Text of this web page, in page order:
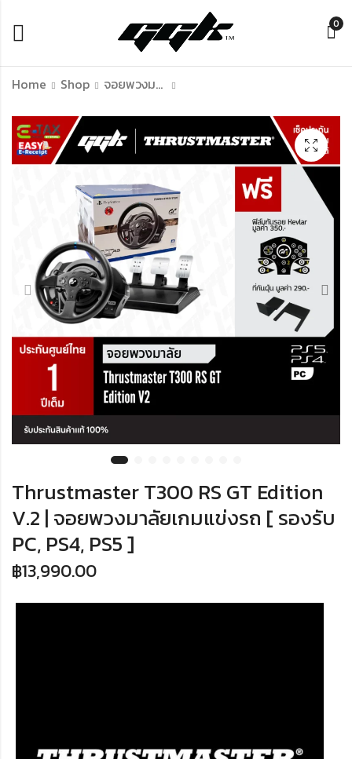
0
Home Shop จอยพวงมาลัย
Simagic GT4 Wheel
Thrustmaster T248
Racing Wheel
฿14,990.00 15,990.00
Thrustmaster T300 RS GT Edition
V.2 | จอยพวงมาลัยเกมแข่งรถ [ รองรับ
PC, PS4, PS5 ]
฿13,990.00